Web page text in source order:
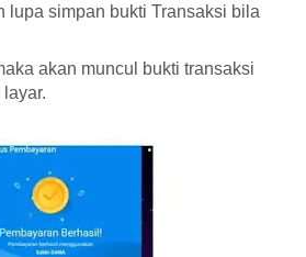
lupa simpan bukti Transaksi bila
akan muncul bukti transaksi